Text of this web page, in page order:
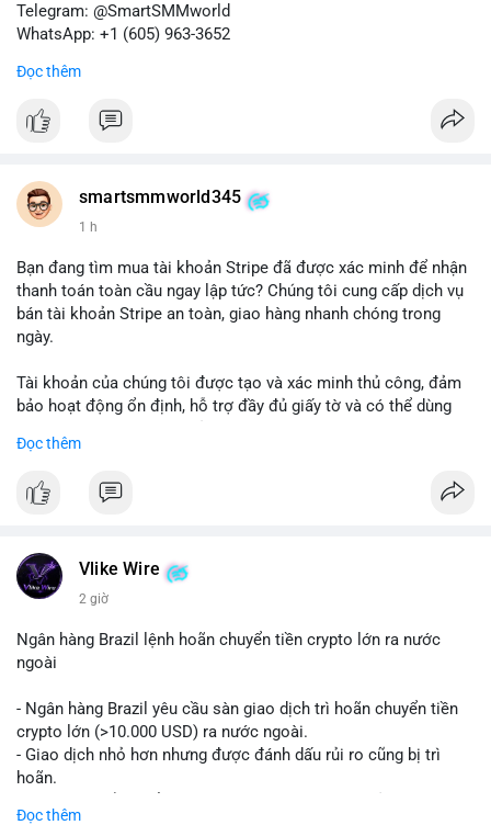
Telegram: @SmartSMMworld
WhatsApp: +1 (605) 963-3652
Lưu ý: Việc mua bán tài khoản có thể vi phạm điều khoản dịch
Đọc thêm
smartsmmworld345
1 h
Bạn đang tìm mua tài khoản Stripe đã được xác minh để nhận
thanh toán toàn cầu ngay lập tức? Chúng tôi cung cấp dịch vụ
bán tài khoản Stripe an toàn, giao hàng nhanh chóng trong
ngày.
Tài khoản của chúng tôi được tạo và xác minh thủ công, đảm
bảo hoạt động ổn định, hỗ trợ đầy đủ giấy tờ và có thể dùng
Telegram: @SmartSMMworld
#buyverifiedstripeaccounts
Đọc thêm
Vlike Wire
2 giờ
Ngân hàng Brazil lệnh hoãn chuyển tiền crypto lớn ra nước
ngoài
- Ngân hàng Brazil yêu cầu sàn giao dịch trì hoãn chuyển tiền
crypto lớn (>10.000 USD) ra nước ngoài.
- Giao dịch nhỏ hơn nhưng được đánh dấu rủi ro cũng bị trì
hoãn.
Đọc thêm